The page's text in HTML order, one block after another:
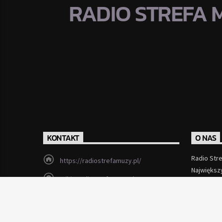
RADIO STREFA
KONTAKT
https://radiostrefamuzy.pl/
miki@radiostrefamuzy.pl
O NAS
Radio